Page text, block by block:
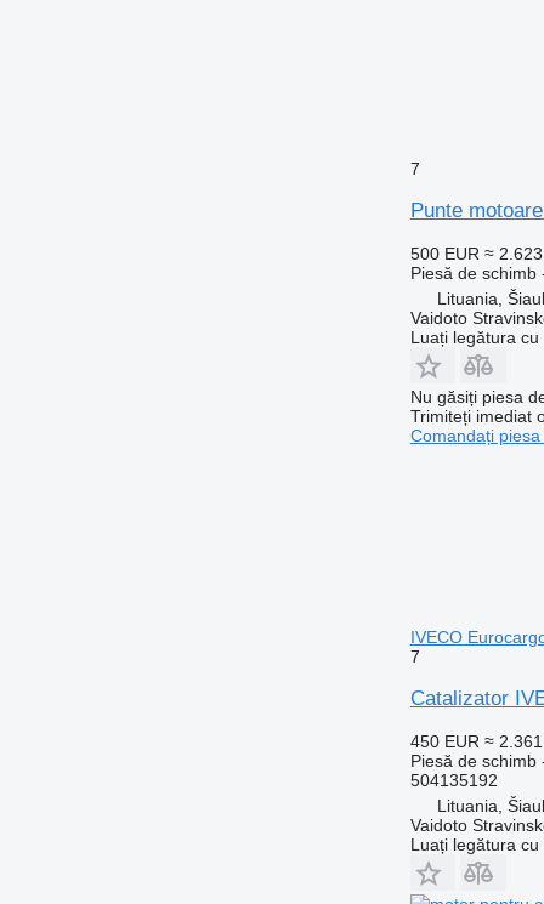
7
Punte
500 EUR ≈
Piesă de
Lituania,
Vaidoto
Luați legătura
Nu găsiți piesa
Trimiteți imediat
Comandați
IVECO
7
Catalizator
450 EUR ≈
Piesă de schimb
504135192
Lituania,
Vaidoto
Luați legătura